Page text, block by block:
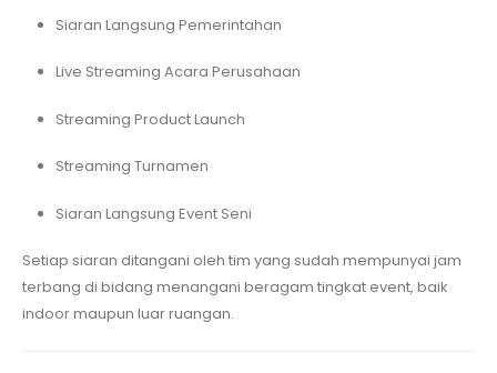
Siaran Langsung Pemerintahan
Live Streaming Acara Perusahaan
Streaming Product Launch
Streaming Turnamen
Siaran Langsung Event Seni
Setiap siaran ditangani oleh tim yang sudah mempunyai jam
terbang di bidang menangani beragam tingkat event, baik
indoor maupun luar ruangan.